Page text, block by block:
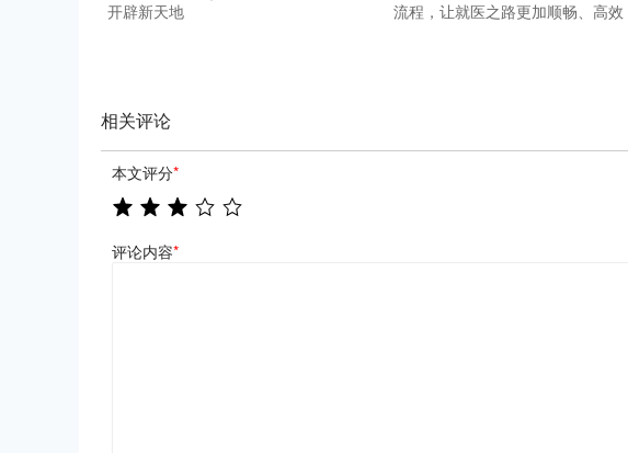
开辟新天地
流程，让就医之路更加顺畅、高效
相关评论
本文评分*
评论内容*